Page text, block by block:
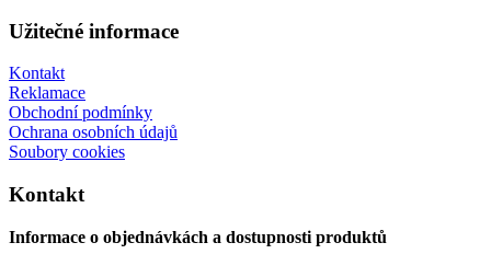
Užitečné informace
Kontakt
Reklamace
Obchodní podmínky
Ochrana osobních údajů
Soubory cookies
Kontakt
Informace o objednávkách a dostupnosti produktů